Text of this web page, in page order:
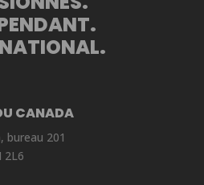
CANADA
bureau 201
2L6